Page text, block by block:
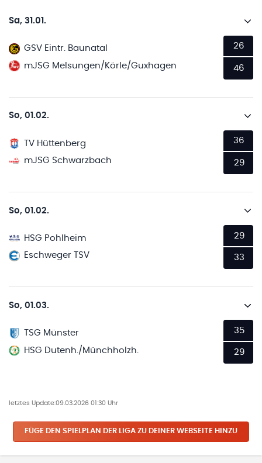
Sa, 31.01.
GSV Eintr. Baunatal
mJSG Melsungen/Körle/Guxhagen
26
46
So, 01.02.
TV Hüttenberg
mJSG Schwarzbach
36
29
So, 01.02.
HSG Pohlheim
Eschweger TSV
29
33
So, 01.03.
TSG Münster
HSG Dutenh./Münchholzh.
35
29
letztes Update:09.03.2026 01:30 Uhr
FÜGE DEN SPIELPLAN DER LIGA ZU DEINER WEBSEITE HINZU